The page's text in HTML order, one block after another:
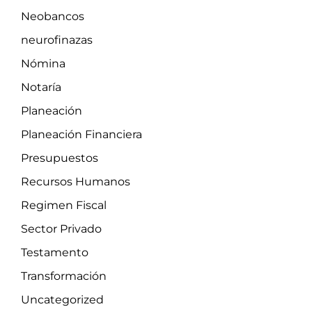
Neobancos
neurofinazas
Nómina
Notaría
Planeación
Planeación Financiera
Presupuestos
Recursos Humanos
Regimen Fiscal
Sector Privado
Testamento
Transformación
Uncategorized